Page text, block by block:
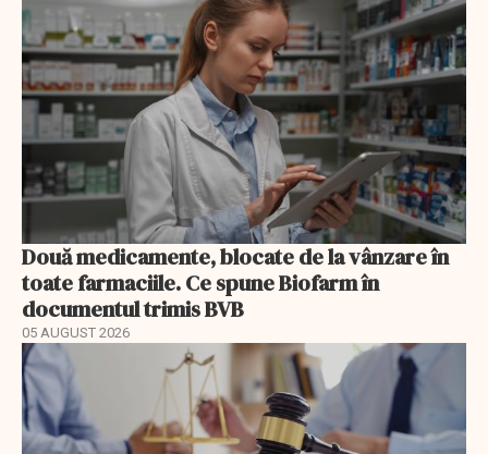
Două medicamente, blocate de la vânzare în
toate farmaciile. Ce spune Biofarm în
documentul trimis BVB
05 AUGUST 2026